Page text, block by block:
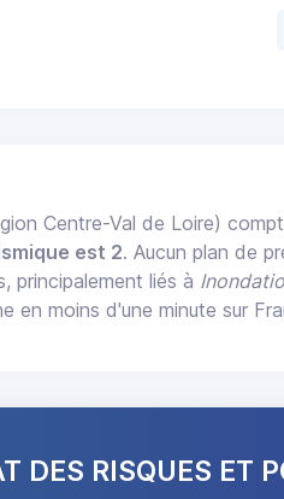
Centre-Val de Loire)
est 2. Aucun plan de
principalement liés à
en moins d'une minute sur
DES RISQUES ET